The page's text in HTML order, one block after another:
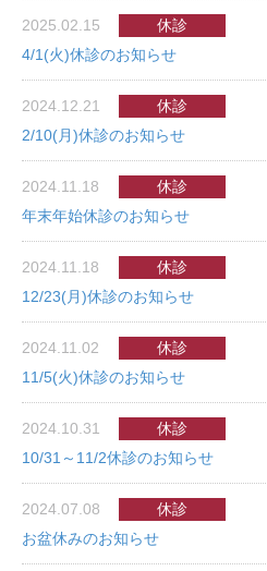
2025.02.15
休診
4/1(火)休診のお知らせ
2024.12.21
休診
2/10(月)休診のお知らせ
2024.11.18
休診
年末年始休診のお知らせ
2024.11.18
休診
12/23(月)休診のお知らせ
2024.11.02
休診
11/5(火)休診のお知らせ
2024.10.31
休診
10/31～11/2休診のお知らせ
2024.07.08
休診
お盆休みのお知らせ